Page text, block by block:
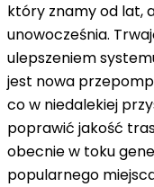
który znamy od lat,
unowocześnia.
ulepszeniem
jest nowa
co w niedalekiej
poprawić jakość
obecnie w toku
popularnego